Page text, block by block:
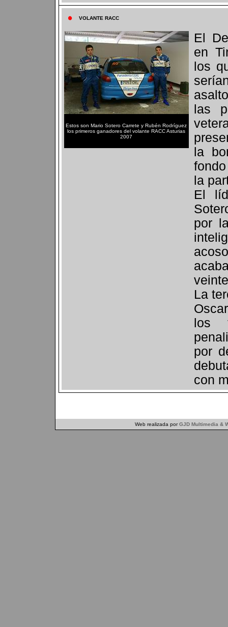
VOLANTE RACC
Estos son Mario Sotero Carrete y Rubén Rodríguez
los primeros ganadores del volante RACC Asturias
2007
El
en
los
las
la
la
El
por
La
los
por
con
Web realizada por GJD Multimedia &